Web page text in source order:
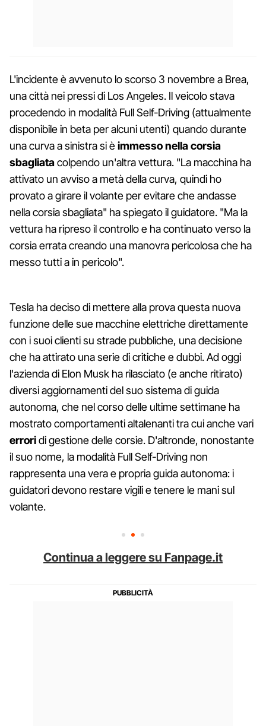
L'incidente è avvenuto lo scorso 3 novembre a Brea,
una città nei pressi di Los Angeles. Il veicolo stava
procedendo in modalità Full Self-Driving (attualmente
disponibile in beta per alcuni utenti) quando durante
una curva a sinistra si èimmesso nella corsia
sbagliatacolpendo un'altra vettura. "La macchina ha
attivato un avviso a metà della curva, quindi ho
provato a girare il volante per evitare che andasse
nella corsia sbagliata" ha spiegato il guidatore. "Ma la
vettura ha ripreso il controllo e ha continuato verso la
corsia errata creando una manovra pericolosa che ha
messo tutti a in pericolo".
Tesla ha deciso di mettere alla prova questa nuova
funzione delle sue macchine elettriche direttamente
con i suoi clienti su strade pubbliche, una decisione
che ha attirato una serie di critiche e dubbi. Ad oggi
l'azienda di Elon Musk ha rilasciato (e anche ritirato)
diversi aggiornamenti del suo sistema di guida
autonoma, che nel corso delle ultime settimane ha
mostrato comportamenti altalenanti tra cui anche vari
erroridi gestione delle corsie. D'altronde, nonostante
il suo nome, la modalità Full Self-Driving non
rappresenta una vera e propria guida autonoma: i
guidatori devono restare vigili e tenere le mani sul
volante.
Continua a leggere su Fanpage.it